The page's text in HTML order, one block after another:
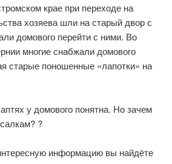
крае при переходе на
хозяева шли на старый двор с
домового перейти с ними. Во
многие снабжали домового
старые поношенные «лапотки» на
у домового понятна. Но зачем
?
информацию вы найдёте